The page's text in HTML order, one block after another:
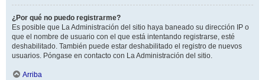
¿Por qué no puedo registrarme?
Es posible que La Administración del sitio haya baneado su dirección IP o
que el nombre de usuario con el que está intentando registrarse, esté
deshabilitado. También puede estar deshabilitado el registro de nuevos
usuarios. Póngase en contacto con La Administración del sitio.
Arriba